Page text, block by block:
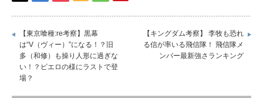
【東京喰種:re考察】黒幕
は“V（ヴィー）”になる！？旧
多（和修）も操り人形に過ぎな
い！？ピエロの様にラストで登
場？
【キングダム考察】 李牧も恐れ
る信が率いる飛信隊！ 飛信隊メ
ンバー最新強さランキング